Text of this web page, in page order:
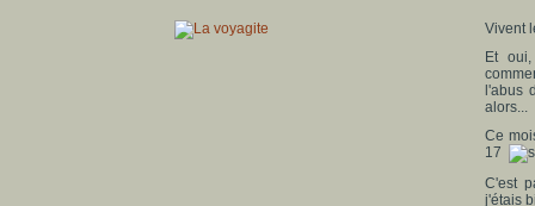
Vivent
Et
l'abus
alors...
Ce
17
C'est
j'étais